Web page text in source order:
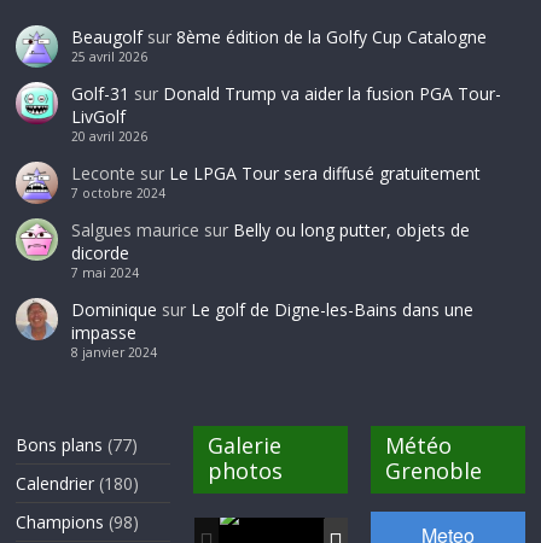
Beaugolfsur 8ème édition de la Golfy Cup Catalogne
25 avril 2026
Golf-31 sur Donald Trump va aider la fusion PGA Tour-
LivGolf
20 avril 2026
Leconte sur Le LPGA Tour sera diffusé gratuitement
7 octobre 2024
Salgues maurice sur Belly ou long putter, objets de
dicorde
7 mai 2024
Dominique sur Le golf de Digne-les-Bains dans une
impasse
8 janvier 2024
Bons plans (77)
Calendrier (180)
Champions (98)
Galerie
photos
Météo
Grenoble